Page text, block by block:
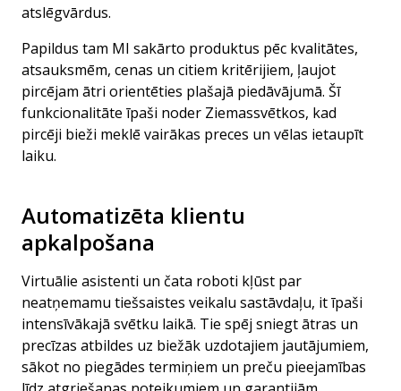
atslēgvārdus.
Papildus tam MI sakārto produktus pēc kvalitātes,
atsauksmēm, cenas un citiem kritērijiem, ļaujot
pircējam ātri orientēties plašajā piedāvājumā. Šī
funkcionalitāte īpaši noder Ziemassvētkos, kad
pircēji bieži meklē vairākas preces un vēlas ietaupīt
laiku.
Automatizēta klientu
apkalpošana
Virtuālie asistenti un čata roboti kļūst par
neatņemamu tiešsaistes veikalu sastāvdaļu, it īpaši
intensīvākajā svētku laikā. Tie spēj sniegt ātras un
precīzas atbildes uz biežāk uzdotajiem jautājumiem,
sākot no piegādes termiņiem un preču pieejamības